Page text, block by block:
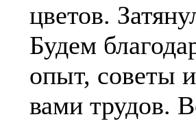
цветов.
Будем
опыт, советы
вами трудов.